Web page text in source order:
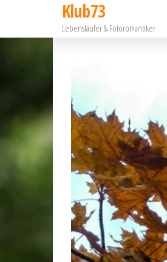
Inhalt
Klub73
Lebensläufer & Fotoromantiker